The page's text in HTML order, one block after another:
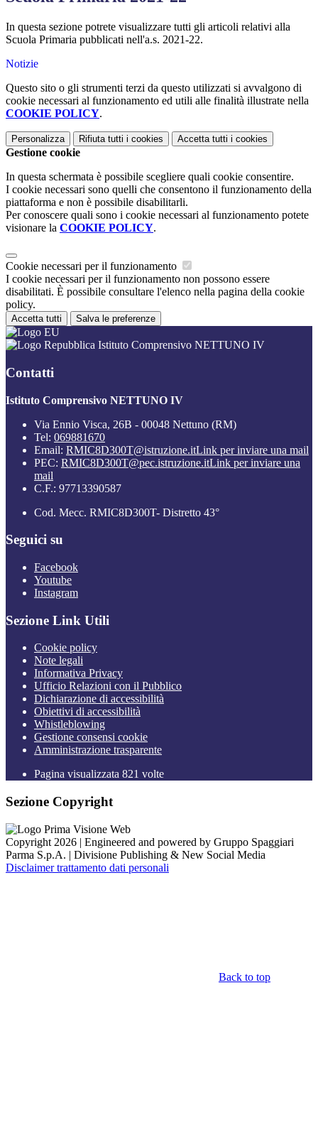
In questa sezione potrete visualizzare tutti gli articoli relativi alla
Scuola Primaria pubblicati nell'a.s. 2021-22.
Notizie
Questo sito o gli strumenti terzi da questo utilizzati si avvalgono di
cookie necessari al funzionamento ed utili alle finalità illustrate nella
COOKIE POLICY.
Personalizza Rifiuta tutti i cookies Accetta tutti i cookies
Gestione cookie
In questa schermata è possibile scegliere quali cookie consentire.
I cookie necessari sono quelli che consentono il funzionamento della
piattaforma e non è possibile disabilitarli.
Per conoscere quali sono i cookie necessari al funzionamento potete
visionare la COOKIE POLICY.
Cookie necessari per il funzionamento
I cookie necessari per il funzionamento non possono essere
disabilitati. È possibile consultare l'elenco nella pagina della cookie
policy.
Accetta tutti Salva le preferenze
Istituto Comprensivo NETTUNO IV
Contatti
Istituto Comprensivo NETTUNO IV
Via Ennio Visca, 26B - 00048 Nettuno (RM)
Tel: 069881670
Email: RMIC8D300T@istruzione.itLink per inviare una mail
PEC: RMIC8D300T@pec.istruzione.itLink per inviare una
mail
C.F.: 97713390587
Cod. Mecc. RMIC8D300T- Distretto 43°
Seguici su
Facebook
Youtube
Instagram
Sezione Link Utili
Cookie policy
Note legali
Informativa Privacy
Ufficio Relazioni con il Pubblico
Dichiarazione di accessibilità
Obiettivi di accessibilità
Whistleblowing
Gestione consensi cookie
Amministrazione trasparente
Pagina visualizzata 821 volte
Sezione Copyright
Copyright 2026 | Engineered and powered by Gruppo Spaggiari
Parma S.p.A. | Divisione Publishing & New Social Media
Disclaimer trattamento dati personali
Back to top